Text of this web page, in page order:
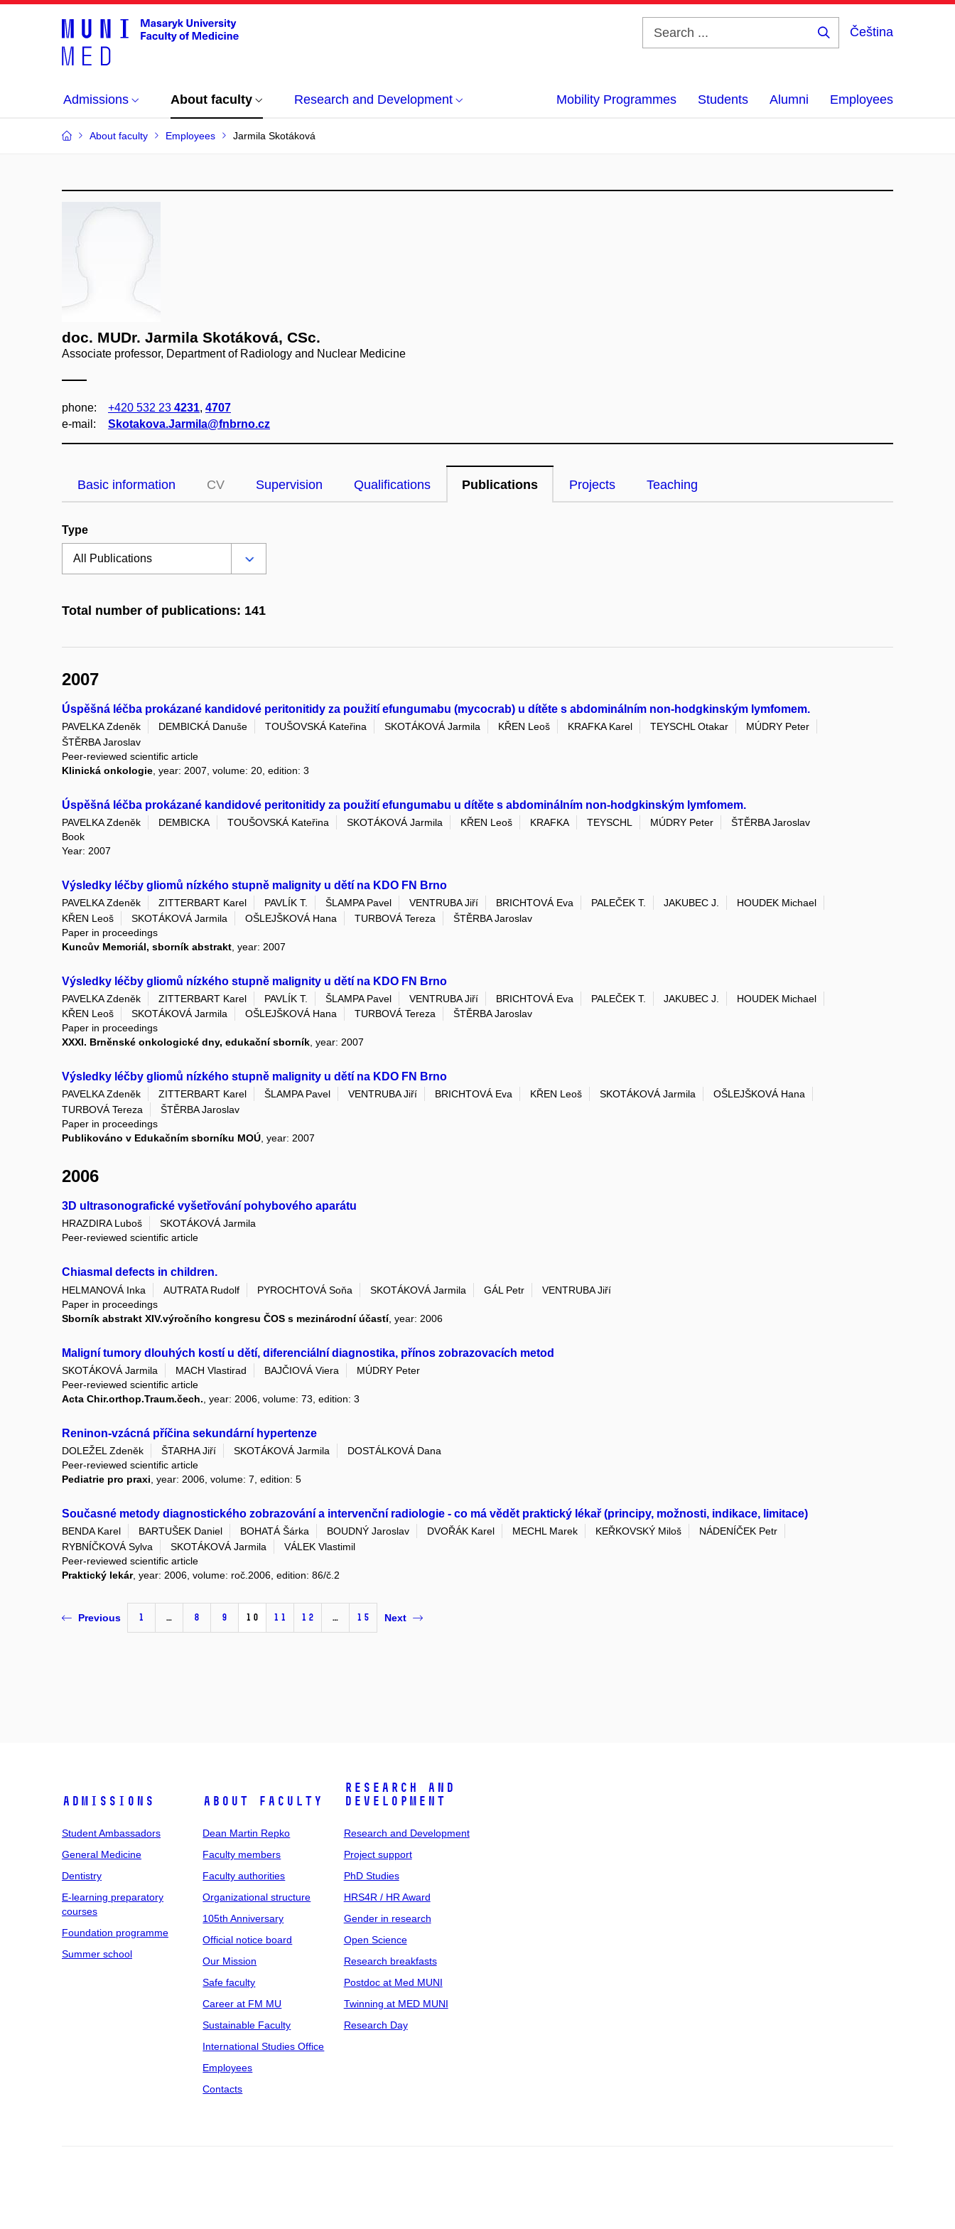
Čeština
Admissions About faculty Research and Development Mobility Programmes Students Alumni Employees
About faculty Employees Jarmila Skotáková
doc. MUDr. Jarmila Skotáková, CSc.
Associate professor, Department of Radiology and Nuclear Medicine
phone: +420 532 23 4231, 4707
e‑mail:
Skotakova.Jarmila@fnbrno.cz
Basic information CV Supervision Qualifications Publications Projects Teaching
Type
Total number of publications: 141
2007
Úspěšná léčba prokázané kandidové peritonitidy za použití efungumabu (mycocrab) u dítěte s abdominálním non-hodgkinským lymfomem.
PAVELKA Zdeněk DEMBICKÁ Danuše TOUŠOVSKÁ Kateřina SKOTÁKOVÁ Jarmila KŘEN Leoš KRAFKA Karel TEYSCHL Otakar
MÚDRY Peter
ŠTĚRBA Jaroslav
Peer-reviewed scientific article
Klinická onkologie , year: 2007, volume: 20, edition: 3
Úspěšná léčba prokázané kandidové peritonitidy za použití efungumabu u dítěte s abdominálním non-hodgkinským lymfomem.
PAVELKA Zdeněk DEMBICKA TOUŠOVSKÁ Kateřina SKOTÁKOVÁ Jarmila KŘEN Leoš KRAFKA TEYSCHL MÚDRY Peter
ŠTĚRBA Jaroslav
Book
Year: 2007
Výsledky léčby gliomů nízkého stupně malignity u dětí na KDO FN Brno
PAVELKA Zdeněk ZITTERBART Karel PAVLÍK T. ŠLAMPA Pavel VENTRUBA Jiří BRICHTOVÁ Eva PALEČEK T. JAKUBEC J.
HOUDEK Michael
KŘEN Leoš
SKOTÁKOVÁ Jarmila OŠLEJŠKOVÁ Hana TURBOVÁ Tereza
ŠTĚRBA Jaroslav
Paper in proceedings
Kuncův Memoriál, sborník abstrakt , year: 2007
Výsledky léčby gliomů nízkého stupně malignity u dětí na KDO FN Brno
PAVELKA Zdeněk ZITTERBART Karel PAVLÍK T. ŠLAMPA Pavel VENTRUBA Jiří BRICHTOVÁ Eva PALEČEK T. JAKUBEC J.
HOUDEK Michael
KŘEN Leoš
SKOTÁKOVÁ Jarmila OŠLEJŠKOVÁ Hana TURBOVÁ Tereza
ŠTĚRBA Jaroslav
Paper in proceedings
XXXI. Brněnské onkologické dny, edukační sborník , year: 2007
Výsledky léčby gliomů nízkého stupně malignity u dětí na KDO FN Brno
PAVELKA Zdeněk ZITTERBART Karel ŠLAMPA Pavel VENTRUBA Jiří BRICHTOVÁ Eva KŘEN Leoš SKOTÁKOVÁ Jarmila
OŠLEJŠKOVÁ Hana
TURBOVÁ Tereza
ŠTĚRBA Jaroslav
Paper in proceedings
Publikováno v Edukačním sborníku MOÚ , year: 2007
2006
3D ultrasonografické vyšetřování pohybového aparátu
HRAZDIRA Luboš
SKOTÁKOVÁ Jarmila
Peer-reviewed scientific article
Chiasmal defects in children.
HELMANOVÁ Inka AUTRATA Rudolf PYROCHTOVÁ Soňa SKOTÁKOVÁ Jarmila GÁL Petr
VENTRUBA Jiří
Paper in proceedings
Sborník abstrakt XIV.výročního kongresu ČOS s mezinárodní účastí, year: 2006
Maligní tumory dlouhých kostí u dětí, diferenciální diagnostika, přínos zobrazovacích metod
SKOTÁKOVÁ Jarmila MACH Vlastirad BAJČIOVÁ Viera
MÚDRY Peter
Peer-reviewed scientific article
Acta Chir.orthop.Traum.čech. , year: 2006, volume: 73, edition: 3
Reninon-vzácná příčina sekundární hypertenze
DOLEŽEL Zdeněk ŠTARHA Jiří SKOTÁKOVÁ Jarmila
DOSTÁLKOVÁ Dana
Peer-reviewed scientific article
Pediatrie pro praxi , year: 2006, volume: 7, edition: 5
Současné metody diagnostického zobrazování a intervenční radiologie - co má vědět praktický lékař (principy, možnosti, indikace, limitace)
BENDA Karel BARTUŠEK Daniel BOHATÁ Šárka BOUDNÝ Jaroslav DVOŘÁK Karel MECHL Marek KEŘKOVSKÝ Miloš
NÁDENÍČEK Petr
RYBNÍČKOVÁ Sylva
SKOTÁKOVÁ Jarmila
VÁLEK Vlastimil
Peer-reviewed scientific article
Praktický lekár, year: 2006, volume: roč.2006, edition: 86/č.2
Previous 1 … 8 9 10 11 12 … 15 Next
Admissions
Student Ambassadors
General Medicine
Dentistry
E-learning preparatory
courses
Foundation programme
Summer school
About faculty
Dean Martin Repko
Faculty members
Faculty authorities
Organizational structure
105th Anniversary
Official notice board
Our Mission
Safe faculty
Career at FM MU
Sustainable Faculty
International Studies Office
Employees
Contacts
Research and
Development
Research and Development
Project support
PhD Studies
HRS4R / HR Award
Gender in research
Open Science
Research breakfasts
Postdoc at Med MUNI
Twinning at MED MUNI
Research Day